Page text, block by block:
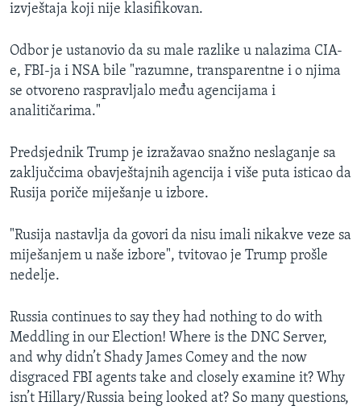
izvještaja koji nije klasifikovan.
Odbor je ustanovio da su male razlike u nalazima CIA-
e, FBI-ja i NSA bile "razumne, transparentne i o njima
se otvoreno raspravljalo među agencijama i
analitičarima."
Predsjednik Trump je izražavao snažno neslaganje sa
zaključcima obavještajnih agencija i više puta isticao da
Rusija poriče miješanje u izbore.
"Rusija nastavlja da govori da nisu imali nikakve veze sa
miješanjem u naše izbore", tvitovao je Trump prošle
nedelje.
Russia continues to say they had nothing to do with
Meddling in our Election! Where is the DNC Server,
and why didn’t Shady James Comey and the now
disgraced FBI agents take and closely examine it? Why
isn’t Hillary/Russia being looked at? So many questions,